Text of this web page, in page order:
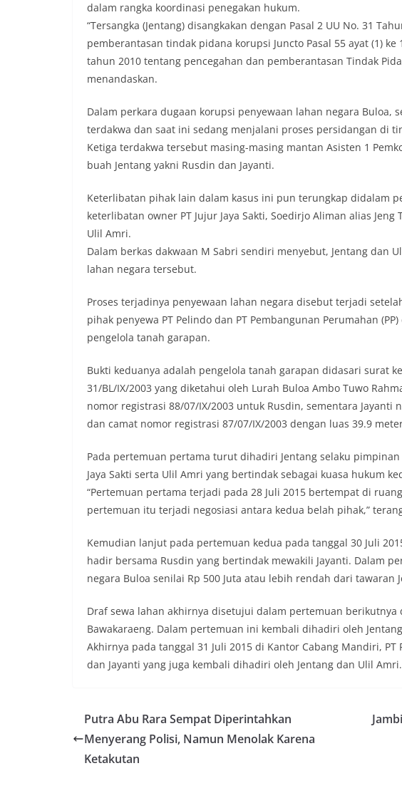
dalam rangka koordinasi penegakan hukum.
“Tersangka (Jentang) disangkakan dengan Pasal 2 UU No. 31
pemberantasan tindak pidana korupsi Juncto Pasal 55 ayat (1) ke
tahun 2010 tentang pencegahan dan pemberantasan Tindak
menandaskan.
Dalam perkara dugaan korupsi penyewaan lahan negara Buloa,
terdakwa dan saat ini sedang menjalani proses persidangan di
Ketiga terdakwa tersebut masing-masing mantan Asisten 1
buah Jentang yakni Rusdin dan Jayanti.
Keterlibatan pihak lain dalam kasus ini pun terungkap didalam
keterlibatan owner PT Jujur Jaya Sakti, Soedirjo Aliman alias
Ulil Amri.
Dalam berkas dakwaan M Sabri sendiri menyebut, Jentang dan
lahan negara tersebut.
Proses terjadinya penyewaan lahan negara disebut terjadi
pihak penyewa PT Pelindo dan PT Pembangunan Perumahan
pengelola tanah garapan.
Bukti keduanya adalah pengelola tanah garapan didasari surat
31/BL/IX/2003 yang diketahui oleh Lurah Buloa Ambo Tuwo
nomor registrasi 88/07/IX/2003 untuk Rusdin, sementara Jayanti
dan camat nomor registrasi 87/07/IX/2003 dengan luas 39.9
Pada pertemuan pertama turut dihadiri Jentang selaku
Jaya Sakti serta Ulil Amri yang bertindak sebagai kuasa hukum
“Pertemuan pertama terjadi pada 28 Juli 2015 bertempat di
pertemuan itu terjadi negosiasi antara kedua belah pihak,”
Kemudian lanjut pada pertemuan kedua pada tanggal 30 Juli
hadir bersama Rusdin yang bertindak mewakili Jayanti. Dalam
negara Buloa senilai Rp 500 Juta atau lebih rendah dari tawaran
Draf sewa lahan akhirnya disetujui dalam pertemuan berikutnya
Bawakaraeng. Dalam pertemuan ini kembali dihadiri oleh
Akhirnya pada tanggal 31 Juli 2015 di Kantor Cabang Mandiri,
dan Jayanti yang juga kembali dihadiri oleh Jentang dan Ulil
Putra Abu Rara Sempat Diperintahkan
Menyerang Polisi, Namun Menolak Karena
Ketakutan